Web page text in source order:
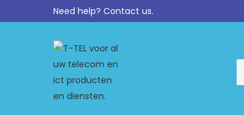
Need help? Contact us.